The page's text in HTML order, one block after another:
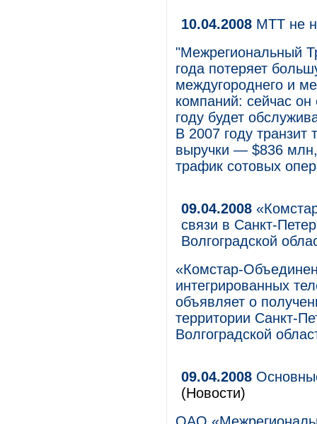
10.04.2008 МТТ не
"Межрегиональный
года потеряет
междугороднего и
компаний: сейчас он
году будет
В 2007 году
выручки — $836 млн,
трафик сотовых
09.04.2008
связи в Санкт-
Волгоградской
«Комстар-
интегрированных
объявляет о
территории Санкт-
Волгоградской
09.04.2008
(Новости)